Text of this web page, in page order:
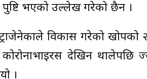
भएको उल्लेख गरेको छैन ।
विकास गरेको खोपको
देखिन थालेपछि
।